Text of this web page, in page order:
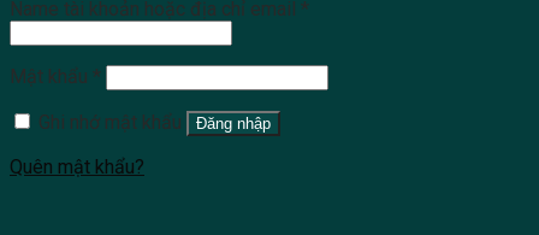
Name tài khoản hoặc địa chỉ email *
Mật khẩu *
Ghi nhớ mật khẩu
Đăng nhập
Quên mật khẩu?